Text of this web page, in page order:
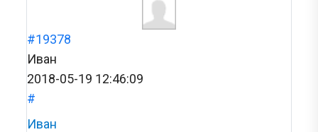
#19378
Иван
2018-05-19 12:46:09
#
Иван